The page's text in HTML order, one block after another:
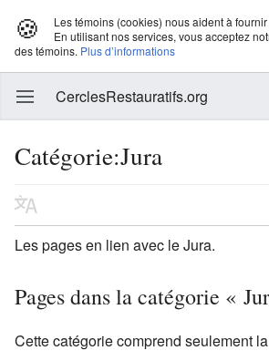
🍪
Les témoins (cookies) nous aident à
En utilisant nos services, vous acceptez
des témoins. Plus d’informations
CerclesRestauratifs.org
Catégorie:Jura
Les pages en lien avec le Jura.
Pages dans la catégorie «
Cette catégorie comprend seulement